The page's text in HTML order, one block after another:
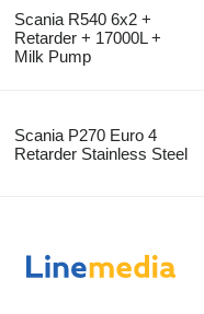
Scania R540 6x2 +
Retarder + 17000L +
Milk Pump
Scania P270 Euro 4
Retarder Stainless Steel